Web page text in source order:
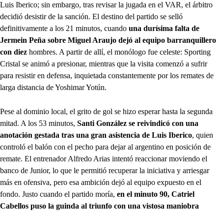
Luis Iberico; sin embargo, tras revisar la jugada en el VAR, el árbitro
decidió desistir de la sanción. El destino del partido se selló
definitivamente a los 21 minutos, cuando una durísima falta de
Jermein Peña sobre Miguel Araujo dejó al equipo barranquillero
con diez hombres. A partir de allí, el monólogo fue celeste: Sporting
Cristal se animó a presionar, mientras que la visita comenzó a sufrir
para resistir en defensa, inquietada constantemente por los remates de
larga distancia de Yoshimar Yotún.
Pese al dominio local, el grito de gol se hizo esperar hasta la segunda
mitad. A los 53 minutos, Santi González se reivindicó con una
anotación gestada tras una gran asistencia de Luis Iberico, quien
controló el balón con el pecho para dejar al argentino en posición de
remate. El entrenador Alfredo Arias intentó reaccionar moviendo el
banco de Junior, lo que le permitió recuperar la iniciativa y arriesgar
más en ofensiva, pero esa ambición dejó al equipo expuesto en el
fondo. Justo cuando el partido moría, en el minuto 90, Catriel
Cabellos puso la guinda al triunfo con una vistosa maniobra